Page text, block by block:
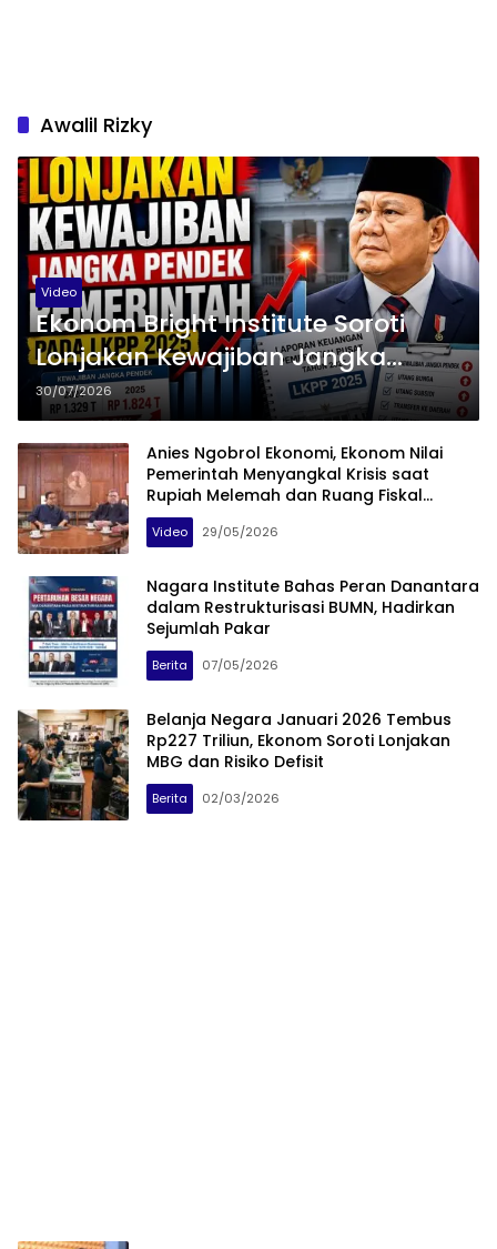
Awalil Rizky
Video
Ekonom Bright Institute Soroti
Lonjakan Kewajiban Jangka
Pendek Pemerintah pada LKPP
2025
30/07/2026
Anies Ngobrol Ekonomi, Ekonom Nilai
Pemerintah Menyangkal Krisis saat
Rupiah Melemah dan Ruang Fiskal
Menyempit
Video 29/05/2026
Nagara Institute Bahas Peran Danantara
dalam Restrukturisasi BUMN, Hadirkan
Sejumlah Pakar
Berita 07/05/2026
Belanja Negara Januari 2026 Tembus
Rp227 Triliun, Ekonom Soroti Lonjakan
MBG dan Risiko Defisit
Berita 02/03/2026